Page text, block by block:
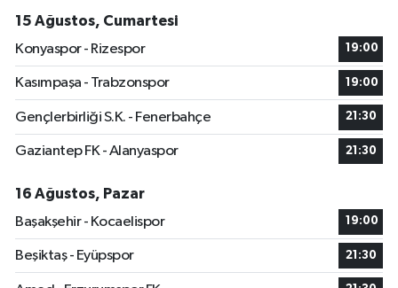
15 Ağustos, Cumartesi
Konyaspor - Rizespor
19:00
Kasımpaşa - Trabzonspor 19:00
Gençlerbirliği S.K. - Fenerbahçe 21:30
Gaziantep FK - Alanyaspor 21:30
16 Ağustos, Pazar
Başakşehir - Kocaelispor
19:00
Beşiktaş - Eyüpspor 21:30